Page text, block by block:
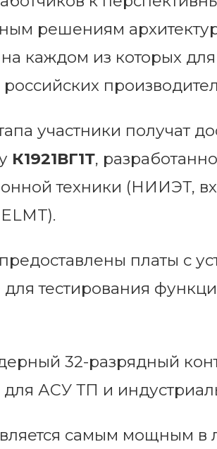
решениям
на каждом из которых
участники получат
К1921ВГ1Т,
техники (НИИЭТ,
платы с
тестирования
32-разрядный
АСУ ТП и
самым мощным в